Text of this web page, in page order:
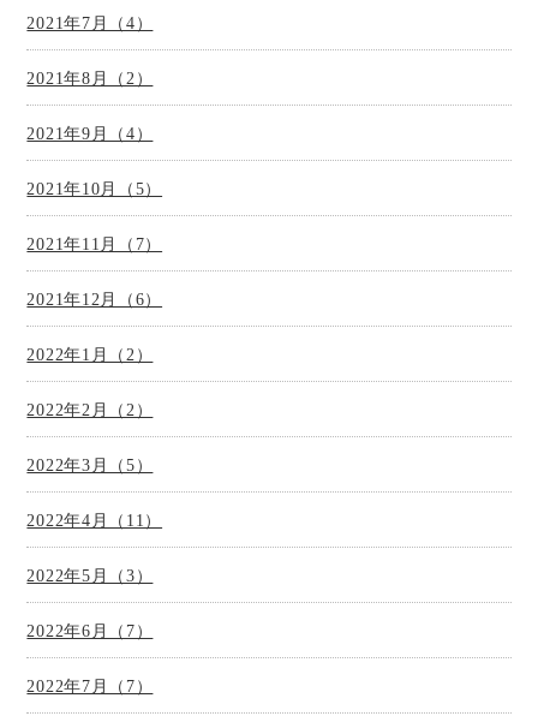
2021年7月（4）
2021年8月（2）
2021年9月（4）
2021年10月（5）
2021年11月（7）
2021年12月（6）
2022年1月（2）
2022年2月（2）
2022年3月（5）
2022年4月（11）
2022年5月（3）
2022年6月（7）
2022年7月（7）